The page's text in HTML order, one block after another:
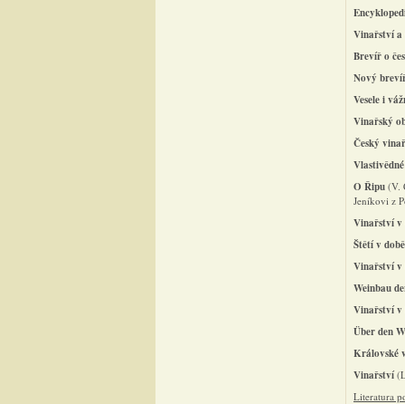
Vinařstvía
Brevíř o
Nový
Vesele i
Vinařský
Český
O Řipu (V.
Jeníkovi z
Vinařství v
Štětí v
Vinařství v
Weinbau
Vinařství v
Über den
Královské
Vinařství
Literatura